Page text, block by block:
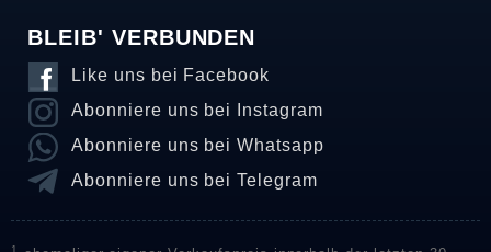
BLEIB' VERBUNDEN
Like uns bei Facebook
Abonniere uns bei Instagram
Abonniere uns bei Whatsapp
Abonniere uns bei Telegram
1